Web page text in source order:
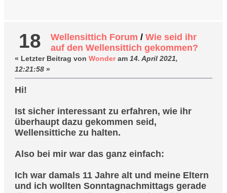
18 Wellensittich Forum /Wie seid ihr
auf den Wellensittich gekommen?
« Letzter Beitrag vonWonder am 14. April 2021,
12:21:58 »
Hi!
Ist sicher interessant zu erfahren, wie ihr
überhaupt dazu gekommen seid,
Wellensittiche zu halten.
Also bei mir war das ganz einfach:
Ich war damals 11 Jahre alt und meine Eltern
und ich wollten Sonntagnachmittags gerade